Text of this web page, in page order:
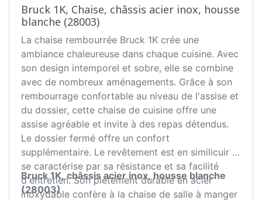
Bruck 1K, Chaise, châssis acier inox, housse
blanche (28003)
La chaise rembourrée Bruck 1K crée une
ambiance chaleureuse dans chaque cuisine. Avec
son design intemporel et sobre, elle se combine
avec de nombreux aménagements. Grâce à son
rembourrage confortable au niveau de l'assise et
du dossier, cette chaise de cuisine offre une
assise agréable et invite à des repas détendus.
Le dossier fermé offre un confort
supplémentaire. Le revêtement est en similicuir et
se caractérise par sa résistance et sa facilité
d'entretien. Son piètement durable en acier
inoxydable confère à la chaise de salle à manger
Bruck 1K, châssis acier inox, housse blanche
(28003)